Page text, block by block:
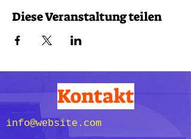
Diese Veranstaltung teilen
Kontakt
info@website.com